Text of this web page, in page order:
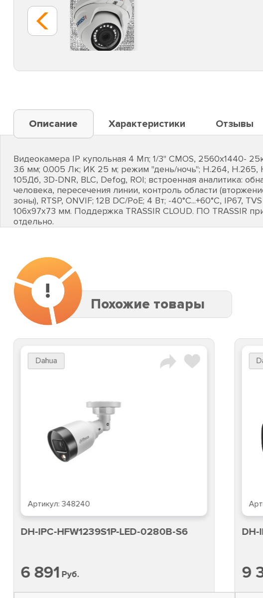
Описание Характеристики Отзывы
Видеокамера IP купольная 4 Mп; 1/3" CMOS, 2560х1440-
3.6 мм; 0.005 Лк; ИК 25 м; режим "день/ночь"; H.264, H.265,
105Дб, 3D-DNR, BLC, Defog, ROI; встроенная аналитика:
человека, пересечения линии, контроль области
зоны), RTSP, ONVIF; 12В DC/PоE; 4 Вт; -40°C...+60°C, IP67,
106х97х73 мм. Поддержка TRASSIR CLOUD. ПО TRASSIR
отдельно.
!
Похожие товары
Dahua
Артикул:348240
DH-IPC-HFW1239S1P-LED-0280B-S6
6 891 Руб.
DH-
9